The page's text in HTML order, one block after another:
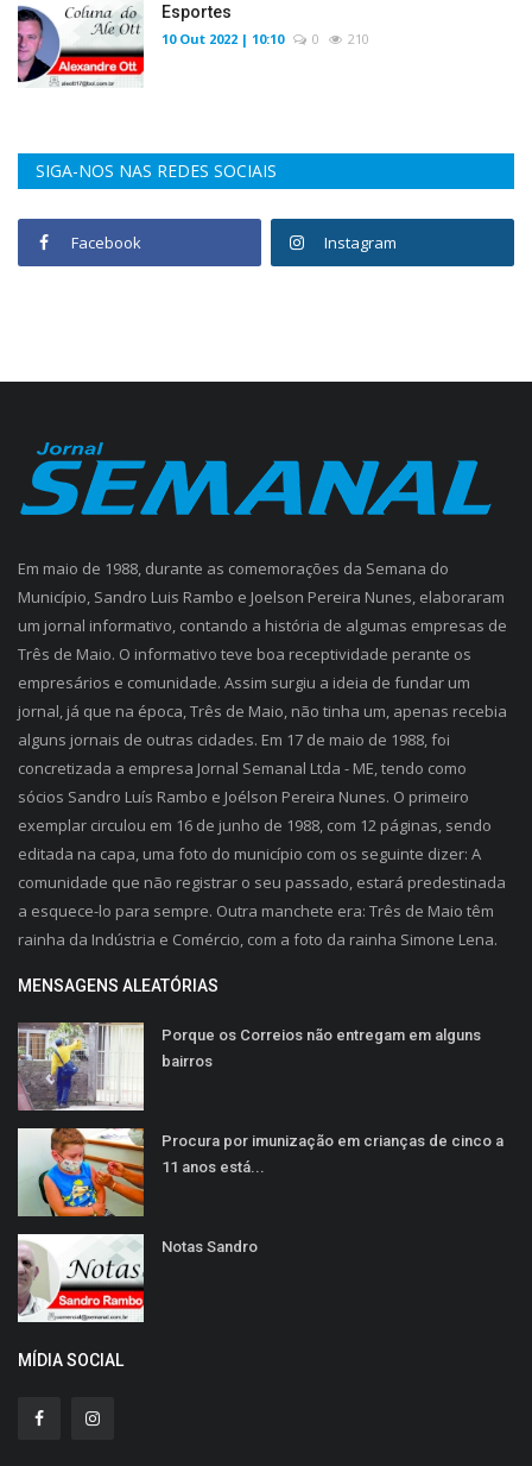
Esportes
10 Out 2022 | 10:10 0 210
SIGA-NOS NAS REDES SOCIAIS
Facebook Instagram
Em maio de 1988, durante as comemorações da Semana do
Município, Sandro Luis Rambo e Joelson Pereira Nunes, elaboraram
um jornal informativo, contando a história de algumas empresas de
Três de Maio. O informativo teve boa receptividade perante os
empresários e comunidade. Assim surgiu a ideia de fundar um
jornal, já que na época, Três de Maio, não tinha um, apenas recebia
alguns jornais de outras cidades. Em 17 de maio de 1988, foi
concretizada a empresa Jornal Semanal Ltda - ME, tendo como
sócios Sandro Luís Rambo e Joélson Pereira Nunes. O primeiro
exemplar circulou em 16 de junho de 1988, com 12 páginas, sendo
editada na capa, uma foto do município com os seguinte dizer: A
comunidade que não registrar o seu passado, estará predestinada
a esquece-lo para sempre. Outra manchete era: Três de Maio têm
rainha da Indústria e Comércio, com a foto da rainha Simone Lena.
MENSAGENS ALEATÓRIAS
Porque os Correios não entregam em alguns
bairros
Procura por imunização em crianças de cinco a
11 anos está...
Notas Sandro
MÍDIA SOCIAL